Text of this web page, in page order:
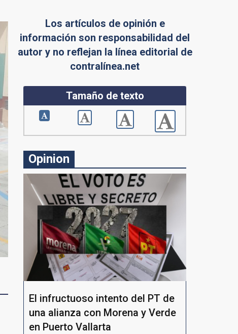
Los artículos de opinión e
información son responsabilidad del
autor y no reflejan la línea editorial de
contralínea.net
Tamaño de texto
Opinion
El infructuoso intento del PT de
una alianza con Morena y Verde
en Puerto Vallarta